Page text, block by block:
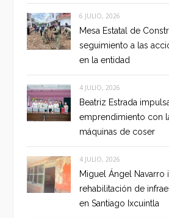
6 JULIO, 2026
Mesa Estatal de
seguimiento a las
en la entidad
4 JULIO, 2026
Beatriz Estrada
emprendimiento con
máquinas de coser
4 JULIO, 2026
Miguel Ángel Navarro
rehabilitación de
en Santiago Ixcuintla